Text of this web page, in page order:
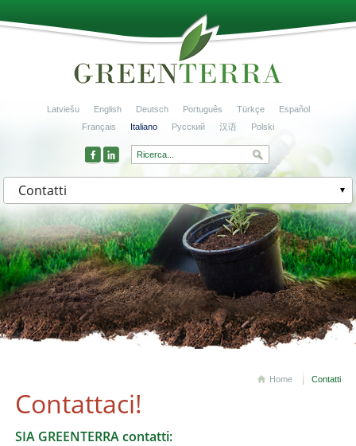
Latviešu English Deutsch Português Türkçe
Español
Français
Italiano Русский 汉语 Polski
Contatti
Home Contatti
Contattaci!
SIA GREENTERRA contatti: